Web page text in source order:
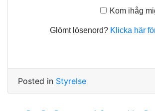
Kom ihåg
Glömt lösenord? Klicka här
Posted in Styrelse